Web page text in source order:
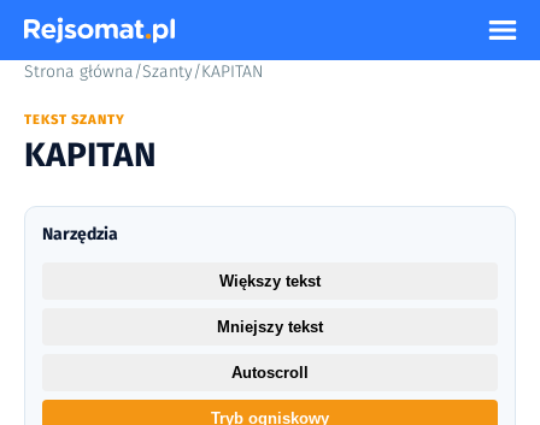
Strona główna/Szanty/KAPITAN
TEKST SZANTY
KAPITAN
Narzędzia
Większy tekst
Mniejszy tekst
Autoscroll
Tryb ogniskowy